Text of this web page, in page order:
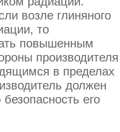
возле глиняного
то
повышенным
производителя
в пределах
должен
его